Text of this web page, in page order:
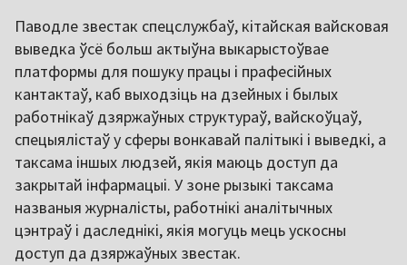
Паводле звестак спецслужбаў, кітайская вайсковая
выведка ўсё больш актыўна выкарыстоўвае
платформы для пошуку працы і прафесійных
кантактаў, каб выходзіць на дзейных і былых
работнікаў дзяржаўных структураў, вайскоўцаў,
спецыялістаў у сферы вонкавай палітыкі і выведкі, а
таксама іншых людзей, якія маюць доступ да
закрытай інфармацыі. У зоне рызыкі таксама
названыя журналісты, работнікі аналітычных
цэнтраў і даследнікі, якія могуць мець ускосны
доступ да дзяржаўных звестак.